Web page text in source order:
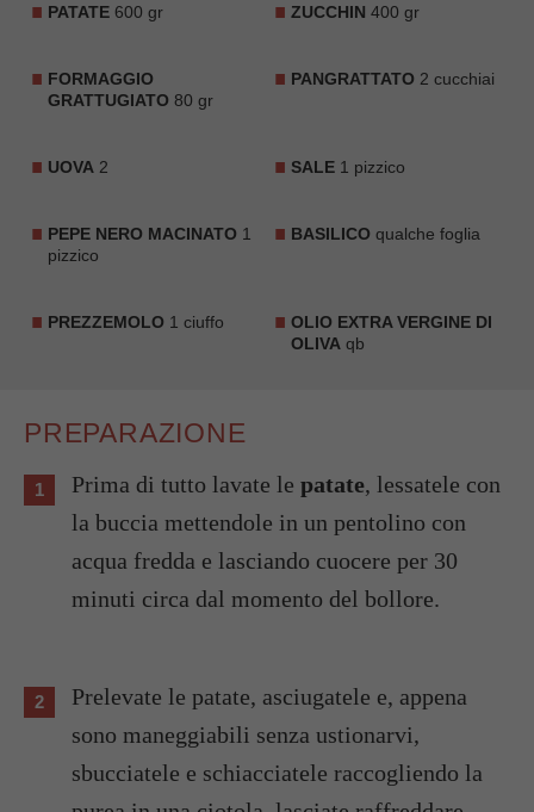
PATATE 600 gr ZUCCHIN 400 gr
FORMAGGIO
GRATTUGIATO 80 gr
PANGRATTATO 2 cucchiai
UOVA 2 SALE 1 pizzico
PEPE NERO MACINATO 1
pizzico
BASILICO qualche foglia
PREZZEMOLO 1 ciuffo
OLIO EXTRA VERGINE DI
OLIVA qb
PREPARAZIONE
Prima di tutto lavate le patate, lessatele con
la buccia mettendole in un pentolino con
acqua fredda e lasciando cuocere per 30
minuti circa dal momento del bollore.
Prelevate le patate, asciugatele e, appena
sono maneggiabili senza ustionarvi,
sbucciatele e schiacciatele raccogliendo la